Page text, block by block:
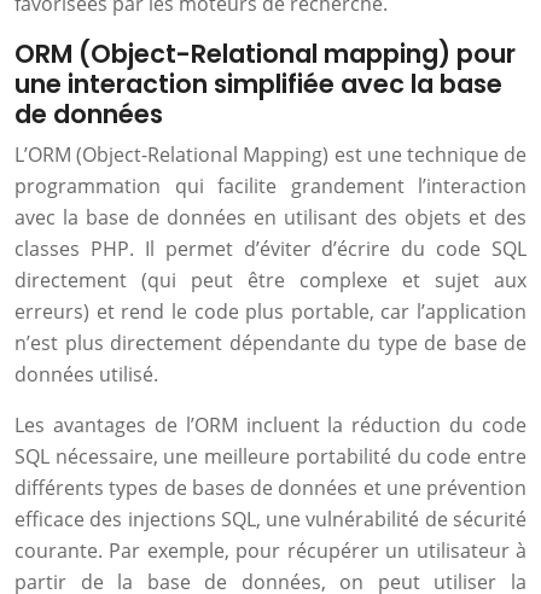
ORM (Object-Relational mapping) pour
une interaction simplifiée avec la base
de données
L’ORM (Object-Relational Mapping) est une technique de
programmation qui facilite grandement l’interaction
avec la base de données en utilisant des objets et des
classes PHP. Il permet d’éviter d’écrire du code SQL
directement (qui peut être complexe et sujet aux
erreurs) et rend le code plus portable, car l’application
n’est plus directement dépendante du type de base de
données utilisé.
Les avantages de l’ORM incluent la réduction du code
SQL nécessaire, une meilleure portabilité du code entre
différents types de bases de données et une prévention
efficace des injections SQL, une vulnérabilité de sécurité
courante. Par exemple, pour récupérer un utilisateur à
partir de la base de données, on peut utiliser la